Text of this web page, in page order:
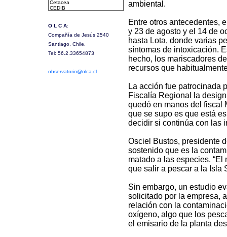
ambiental.
Entre otros antecedentes,
y 23 de agosto y el 14 de
hasta Lota, donde varias
síntomas de intoxicación.
hecho, los mariscadores
recursos que
La acción fue patrocinada
Fiscalía Regional la
quedó en manos del fiscal
que se supo es que está
decidir si continúa con las
Osciel Bustos, presidente
sostenido que es la
matado a las especies.
que salir a pescar a la Isla
Sin embargo, un estudio
solicitado por la empresa,
relación con la
oxígeno, algo que los
el emisario de la planta